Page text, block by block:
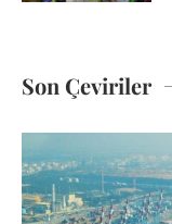
Son Çeviriler